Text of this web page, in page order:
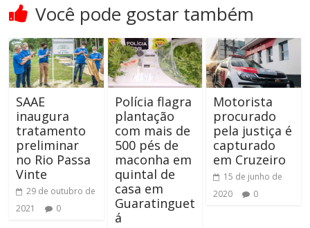
Você pode gostar também
SAAE
inaugura
tratamento
preliminar
no Rio Passa
Vinte
29 de outubro de
2021
0
Polícia flagra
plantação
com mais de
500 pés de
maconha em
quintal de
casa em
Guaratinguet
á
Motorista
procurado
pela justiça é
capturado
em Cruzeiro
15 de junho de
2020
0